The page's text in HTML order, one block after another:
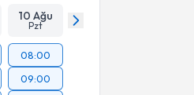
10 Ağu
Pzt
08:00
09:00